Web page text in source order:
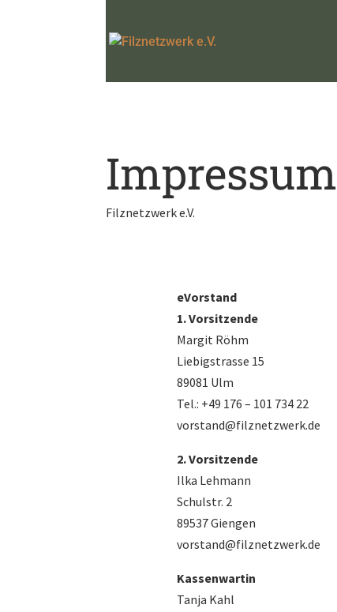
Impressum
Filznetzwerk e.V.
eVorstand
1. Vorsitzende
Margit Röhm
Liebigstrasse 15
89081 Ulm
Tel.: +49 176 – 101 734 22
vorstand@filznetzwerk.de
2. Vorsitzende
Ilka Lehmann
Schulstr. 2
89537 Giengen
vorstand@filznetzwerk.de
Kassenwartin
Tanja Kahl